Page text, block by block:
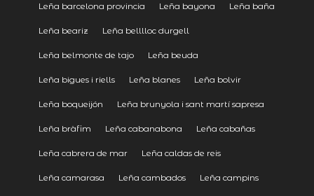
Leña barcelona provincia Leña bayona Leña baña
Leña beariz Leña belllloc durgell
Leña belmonte de tajo Leña beuda
Leña bigues i riells Leña blanes Leña bolvir
Leña boqueijón Leña brunyola i sant martí sapresa
Leña bràfim Leña cabanabona Leña cabañas
Leña cabrera de mar Leña caldas de reis
Leña camarasa Leña cambados Leña campins